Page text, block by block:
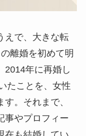
えで、大きな転
離婚を初めて明
2014年に再婚し
たことを、女性
。それまで、
事やプロフィー